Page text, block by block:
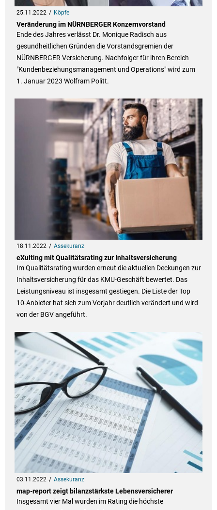
25.11.2022 Köpfe
Veränderung im NÜRNBERGER Konzernvorstand
Ende des Jahres verlässt Dr. Monique Radisch aus
gesundheitlichen Gründen die Vorstandsgremien der
NÜRNBERGER Versicherung. Nachfolger für ihren Bereich
"Kundenbeziehungsmanagement und Operations" wird zum
1. Januar 2023 Wolfram Politt.
18.11.2022 Assekuranz
eXulting mit Qualitätsrating zur Inhaltsversicherung
Im Qualitätsrating wurden erneut die aktuellen Deckungen zur
Inhaltsversicherung für das KMU-Geschäft bewertet. Das
Leistungsniveau ist insgesamt gestiegen. Die Liste der Top
10-Anbieter hat sich zum Vorjahr deutlich verändert und wird
von der BGV angeführt.
03.11.2022 Assekuranz
map-report zeigt bilanzstärkste Lebensversicherer
Insgesamt vier Mal wurden im Rating die höchste